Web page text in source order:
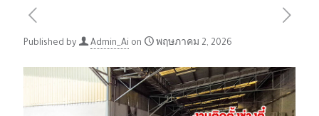
Published by Admin_Ai on พฤษภาคม 2, 2026